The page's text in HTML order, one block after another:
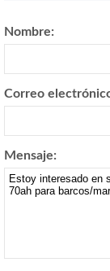
Nombre:
Correo
Mensaje: